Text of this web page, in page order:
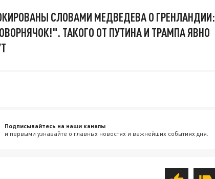
СЛОВАМИ МЕДВЕДЕВА О ГРЕНЛАНДИИ:
ТАКОГО ОТ ПУТИНА И ТРАМПА ЯВНО
Подписывайтесь на наши каналы
и первыми узнавайте о главных новостях и важнейших событиях дня.